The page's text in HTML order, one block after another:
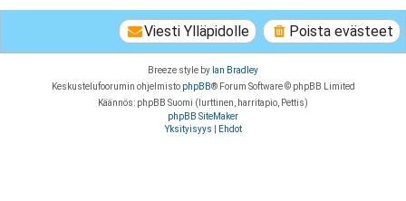
Poista evästeet
Viesti Ylläpidolle
Breeze style by Ian Bradley
Keskustelufoorumin ohjelmisto phpBB® Forum Software © phpBB Limited
Käännös: phpBB Suomi (lurttinen, harritapio, Pettis)
phpBB SiteMaker
Yksityisyys
Ehdot